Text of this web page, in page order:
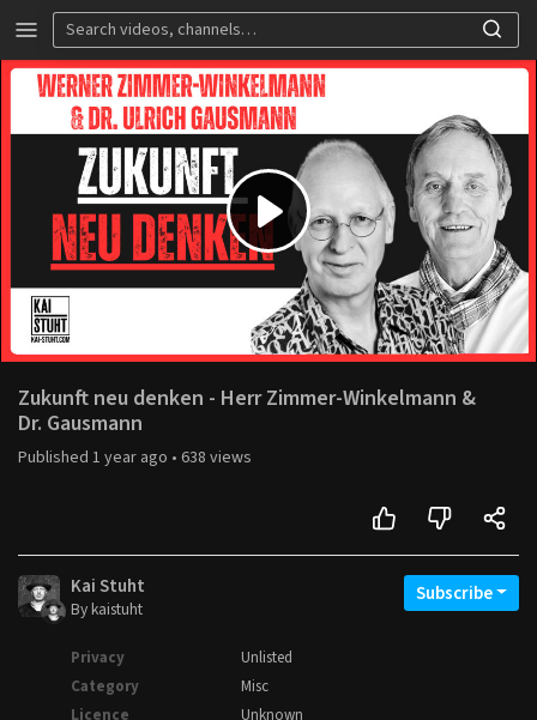
Play
Video
Zukunft neu denken - Herr Zimmer-Winkelmann &
Dr. Gausmann
Published 1 year ago • 638 views
Kai Stuht
By kaistuht
Subscribe
Privacy
Unlisted
Category
Misc
Licence
Unknown